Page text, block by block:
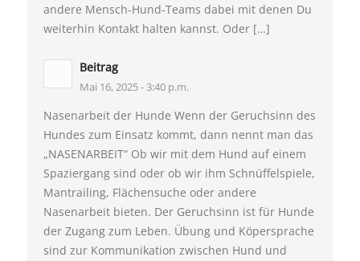
andere Mensch-Hund-Teams dabei mit denen Du
weiterhin Kontakt halten kannst. Oder […]
Beitrag
Mai 16, 2025 - 3:40 p.m.
Nasenarbeit der Hunde Wenn der Geruchsinn des
Hundes zum Einsatz kommt, dann nennt man das
„NASENARBEIT“ Ob wir mit dem Hund auf einem
Spaziergang sind oder ob wir ihm Schnüffelspiele,
Mantrailing, Flächensuche oder andere
Nasenarbeit bieten. Der Geruchsinn ist für Hunde
der Zugang zum Leben. Übung und Köpersprache
sind zur Kommunikation zwischen Hund und